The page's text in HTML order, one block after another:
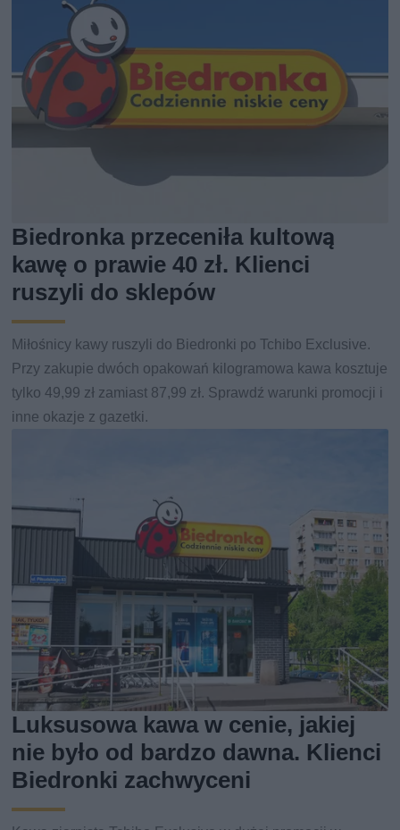
Biedronka przeceniła kultową
kawę o prawie 40 zł. Klienci
ruszyli do sklepów
Miłośnicy kawy ruszyli do Biedronki po Tchibo Exclusive.
Przy zakupie dwóch opakowań kilogramowa kawa kosztuje
tylko 49,99 zł zamiast 87,99 zł. Sprawdź warunki promocji i
inne okazje z gazetki.
Luksusowa kawa w cenie, jakiej
nie było od bardzo dawna. Klienci
Biedronki zachwyceni